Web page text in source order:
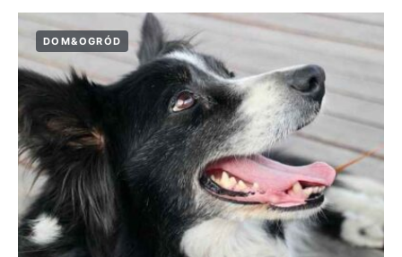
DOM&OGRÓD